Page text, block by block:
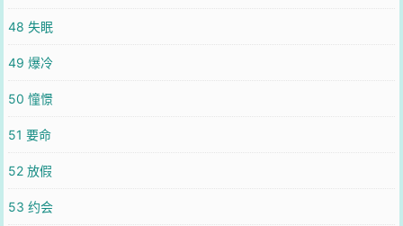
48 失眠
49 爆冷
50 憧憬
51 要命
52 放假
53 约会